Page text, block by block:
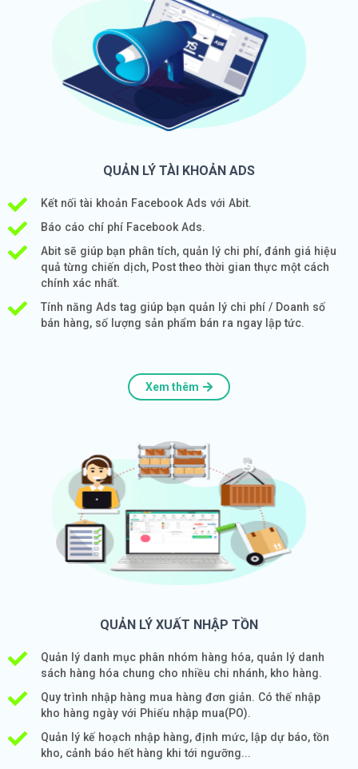
QUẢN LÝ TÀI KHOẢN ADS
Kết nối tài khoản Facebook Ads với Abit.
Báo cáo chí phí Facebook Ads.
Abit sẽ giúp bạn phân tích, quản lý chi phí, đánh giá hiệu
quả từng chiến dịch, Post theo thời gian thực một cách
chính xác nhất.
Tính năng Ads tag giúp bạn quản lý chi phí / Doanh số
bán hàng, số lượng sản phẩm bán ra ngay lập tức.
Xem thêm
QUẢN LÝ XUẤT NHẬP TỒN
Quản lý danh mục phân nhóm hàng hóa, quản lý danh
sách hàng hóa chung cho nhiều chi nhánh, kho hàng.
Quy trình nhập hàng mua hàng đơn giản. Có thế nhập
kho hàng ngày với Phiếu nhập mua(PO).
Quản lý kế hoạch nhập hàng, định mức, lập dự báo, tồn
kho, cảnh báo hết hàng khi tới ngưỡng...